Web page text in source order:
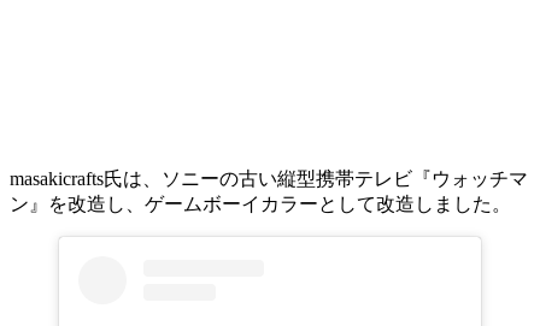
masakicrafts氏は、ソニーの古い縦型携帯テレビ『ウォッチマ
ン』を改造し、ゲームボーイカラーとして改造しました。